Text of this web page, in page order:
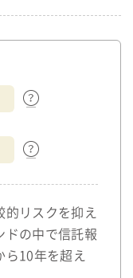
的リスクを抑え
ドの中で信託報
ら10年を超え